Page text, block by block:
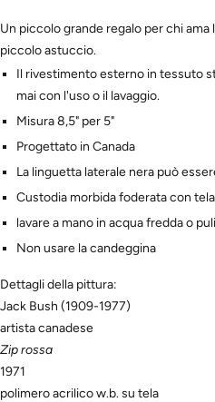
Un piccolo grande regalo per chi
piccolo astuccio.
Il rivestimento esterno in tessuto
mai con l'uso o il lavaggio.
Misura 8,5" per 5"
Progettato in Canada
La linguetta laterale nera può
Custodia morbida foderata con
lavare a mano in acqua fredda o
Non usare la candeggina
Dettagli della pittura:
Jack Bush (1909-1977)
artista canadese
Zip rossa
1971
polimero acrilico w.b. su tela